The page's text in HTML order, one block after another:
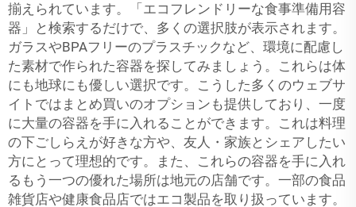
揃えられています。「エコフレンドリーな食事準備用容
器」と検索するだけで、多くの選択肢が表示されます。
ガラスやBPAフリーのプラスチックなど、環境に配慮し
た素材で作られた容器を探してみましょう。これらは体
にも地球にも優しい選択です。こうした多くのウェブサ
イトではまとめ買いのオプションも提供しており、一度
に大量の容器を手に入れることができます。これは料理
の下ごしらえが好きな方や、友人・家族とシェアしたい
方にとって理想的です。また、これらの容器を手に入れ
るもう一つの優れた場所は地元の店舗です。一部の食品
雑貨店や健康食品店ではエコ製品を取り扱っています。